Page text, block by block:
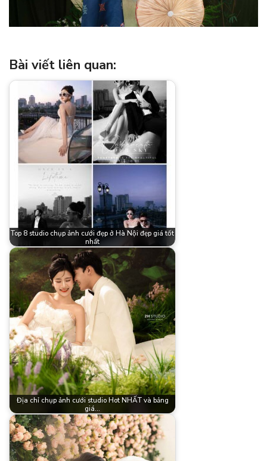
Bài viết liên quan:
Top 8 studio chụp ảnh cưới đẹp ở Hà Nội đẹp giá tốt
nhất
Địa chỉ chụp ảnh cưới studio Hot NHẤT và bảng
giá…